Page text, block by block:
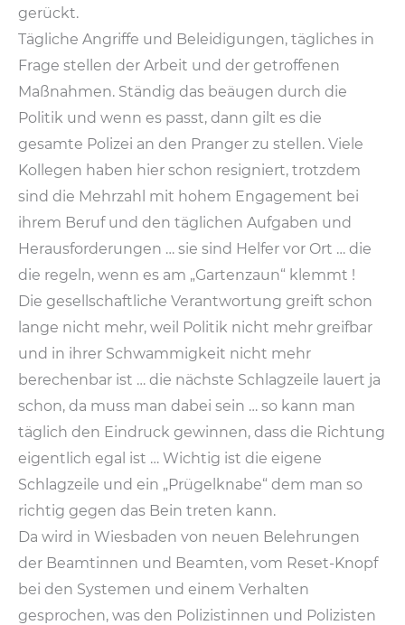
gerückt.
Tägliche Angriffe und Beleidigungen, tägliches in
Frage stellen der Arbeit und der getroffenen
Maßnahmen. Ständig das beäugen durch die
Politik und wenn es passt, dann gilt es die
gesamte Polizei an den Pranger zu stellen. Viele
Kollegen haben hier schon resigniert, trotzdem
sind die Mehrzahl mit hohem Engagement bei
ihrem Beruf und den täglichen Aufgaben und
Herausforderungen … sie sind Helfer vor Ort … die
die regeln, wenn es am „Gartenzaun“ klemmt !
Die gesellschaftliche Verantwortung greift schon
lange nicht mehr, weil Politik nicht mehr greifbar
und in ihrer Schwammigkeit nicht mehr
berechenbar ist … die nächste Schlagzeile lauert ja
schon, da muss man dabei sein … so kann man
täglich den Eindruck gewinnen, dass die Richtung
eigentlich egal ist … Wichtig ist die eigene
Schlagzeile und ein „Prügelknabe“ dem man so
richtig gegen das Bein treten kann.
Da wird in Wiesbaden von neuen Belehrungen
der Beamtinnen und Beamten, vom Reset-Knopf
bei den Systemen und einem Verhalten
gesprochen, was den Polizistinnen und Polizisten